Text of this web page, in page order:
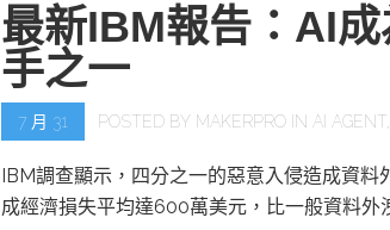
最新IBM報告：AI
手之一
7 月 31 POSTED BY MAKERPRO IN AI AGENT
IBM調查顯示，四分之一的惡意入侵造成資
成經濟損失平均達600萬美元，比一般資料外